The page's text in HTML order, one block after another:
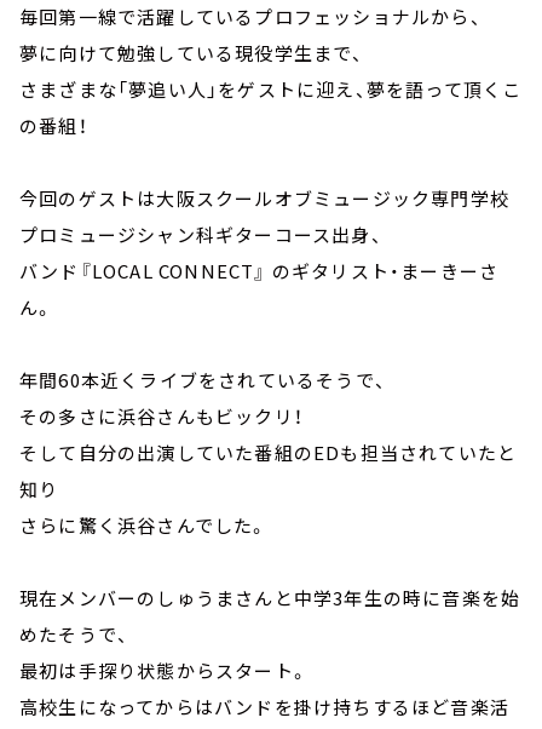
毎回第一線で活躍しているプロフェッショナルから、
夢に向けて勉強している現役学生まで、
さまざまな「夢追い人」をゲストに迎え、夢を語って頂くこ
の番組！
今回のゲストは大阪スクールオブミュージック専門学校
プロミュージシャン科ギターコース出身、
バンド『LOCAL CONNECT』 のギタリスト・まーきーさ
ん。
年間60本近くライブをされているそうで、
その多さに浜谷さんもビックリ！
そして自分の出演していた番組のEDも担当されていたと
知り
さらに驚く浜谷さんでした。
現在メンバーのしゅうまさんと中学3年生の時に音楽を始
めたそうで、
最初は手探り状態からスタート。
高校生になってからはバンドを掛け持ちするほど音楽活